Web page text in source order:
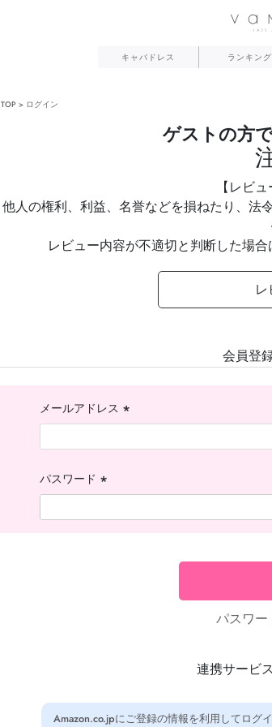
キャバドレス ランキング
TOP ログイン
ゲストの方
【レビ
他人の権利、利益、名誉などを損ねたり、法
レビュー内容が不適切と判断した場
レ
会員登
メールアドレス
(必
須)
パスワード
(必
須)
パスワー
連携サービ
Amazon.co.jpにご登録の情報を利用してログ